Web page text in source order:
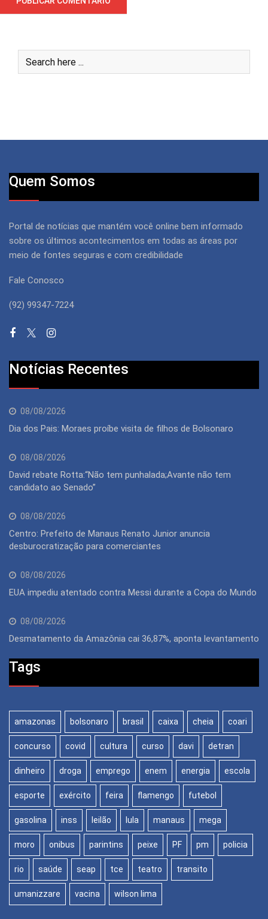
Quem Somos
Portal de notícias que mantém você online bem informado
sobre os últimos acontecimentos em todas as áreas por
meio de fontes seguras e com credibilidade
Fale Conosco
(92) 99347-7224
Notícias Recentes
08/08/2026
Dia dos Pais: Moraes proíbe visita de filhos de Bolsonaro
08/08/2026
David rebate Rotta:“Não tem punhalada;Avante não tem
candidato ao Senado”
08/08/2026
Centro: Prefeito de Manaus Renato Junior anuncia
desburocratização para comerciantes
08/08/2026
EUA impediu atentado contra Messi durante a Copa do Mundo
08/08/2026
Desmatamento da Amazônia cai 36,87%, aponta levantamento
Tags
amazonas bolsonaro brasil caixa cheia coari
concurso covid cultura curso davi detran
dinheiro droga emprego enem energia escola
esporte exército feira flamengo futebol
gasolina inss leilão lula manaus mega
moro onibus parintins peixe PF pm policia
rio saúde seap tce teatro transito
umanizzare vacina wilson lima